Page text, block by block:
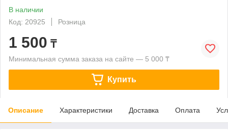
В наличии
Код: 20925
Розница
1 500 ₸
Минимальная сумма заказа на сайте — 5 000 ₸
Купить
Описание Характеристики Доставка Оплата